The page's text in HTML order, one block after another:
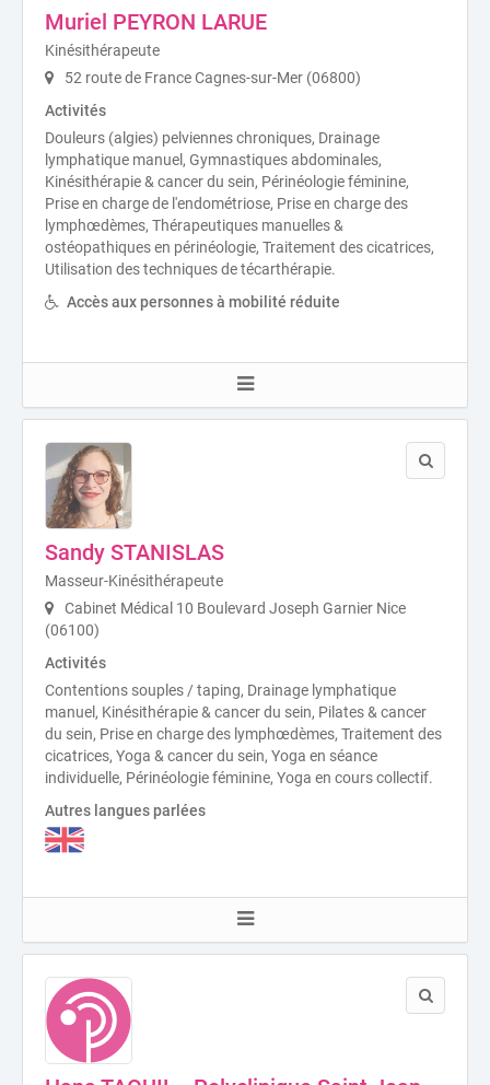
Muriel PEYRON LARUE
Kinésithérapeute
52 route de France Cagnes-sur-Mer (06800)
Activités
Douleurs (algies) pelviennes chroniques, Drainage
lymphatique manuel, Gymnastiques abdominales,
Kinésithérapie & cancer du sein, Périnéologie féminine,
Prise en charge de l'endométriose, Prise en charge des
lymphœdèmes, Thérapeutiques manuelles &
ostéopathiques en périnéologie, Traitement des cicatrices,
Utilisation des techniques de técarthérapie.
Accès aux personnes à mobilité réduite
Sandy STANISLAS
Masseur-Kinésithérapeute
Cabinet Médical 10 Boulevard Joseph Garnier Nice
(06100)
Activités
Contentions souples / taping, Drainage lymphatique
manuel, Kinésithérapie & cancer du sein, Pilates & cancer
du sein, Prise en charge des lymphœdèmes, Traitement des
cicatrices, Yoga & cancer du sein, Yoga en séance
individuelle, Périnéologie féminine, Yoga en cours collectif.
Autres langues parlées